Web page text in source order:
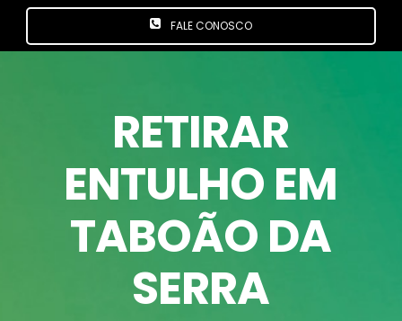
FALE CONOSCO
RETIRAR
ENTULHO EM
TABOÃO DA
SERRA